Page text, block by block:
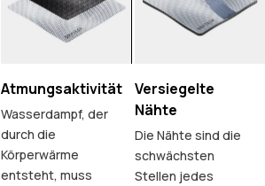
Atmungsaktivität
Wasserdampf, der
durch die
Körperwärme
entsteht, muss
Versiegelte
Nähte
Die Nähte sind die
schwächsten
Stellen jedes